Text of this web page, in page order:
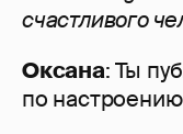
счастливого
Оксана: Ты
по